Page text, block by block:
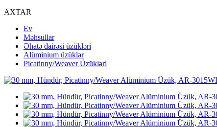
AXTAR
Ev
Məhsullar
Əhatə dairəsi üzükləri
Alüminium üzüklər
Picatinny/Weaver Üzükləri